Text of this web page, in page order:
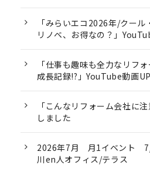
「みらいエコ2026年/クー
リノベ、お得なの？」
「仕事も趣味も全力なリフ
成長記録!?」YouTube動画
「こんなリフォーム会社に
しました
2026年7月 月1イベント
川en人オフィス/テラス